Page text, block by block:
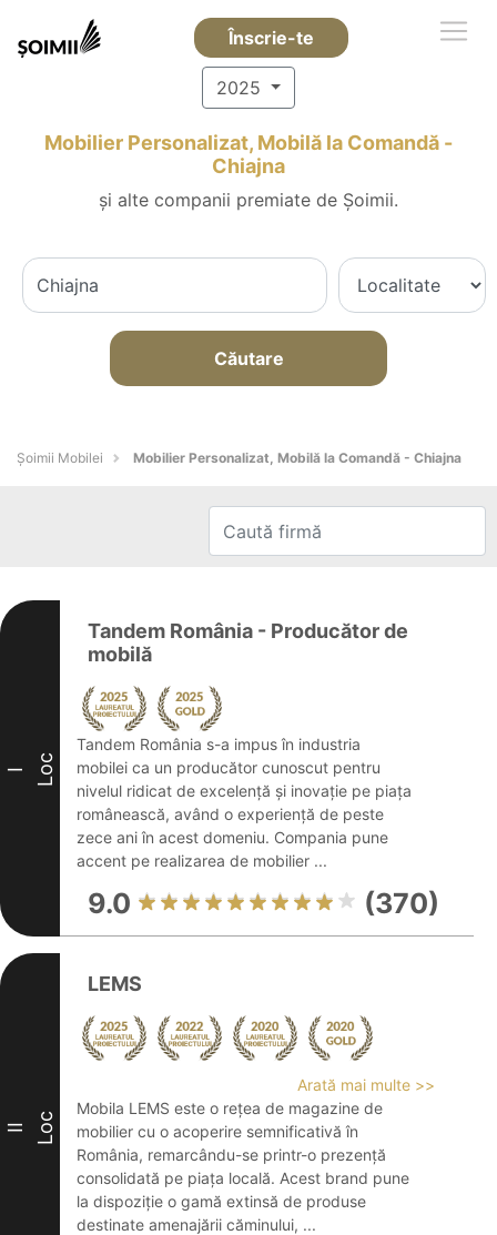
Înscrie-te
2025
Mobilier Personalizat, Mobilă la Comandă -
Chiajna
și alte companii premiate de Șoimii.
Căutare
Șoimii Mobilei Mobilier Personalizat, Mobilă la Comandă - Chiajna
I Loc
Tandem România - Producător de
mobilă
Tandem România s-a impus în industria
mobilei ca un producător cunoscut pentru
nivelul ridicat de excelență și inovație pe piața
românească, având o experiență de peste
zece ani în acest domeniu. Compania pune
accent pe realizarea de mobilier ...
9.0 (370)
II Loc
LEMS
Arată mai multe >>
Mobila LEMS este o rețea de magazine de
mobilier cu o acoperire semnificativă în
România, remarcându-se printr-o prezență
consolidată pe piața locală. Acest brand pune
la dispoziție o gamă extinsă de produse
destinate amenajării căminului, ...